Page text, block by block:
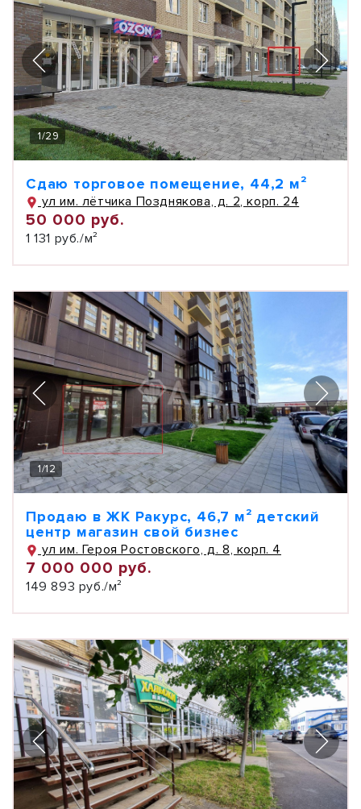
1/29
Сдаю торговое помещение, 44,2 м²
ул им. лётчика Позднякова, д. 2, корп. 24
50 000 руб.
1 131 руб./м²
1/12
Продаю в ЖК Ракурс, 46,7 м² детский
центр магазин свой бизнес
ул им. Героя Ростовского, д. 8, корп. 4
7 000 000 руб.
149 893 руб./м²